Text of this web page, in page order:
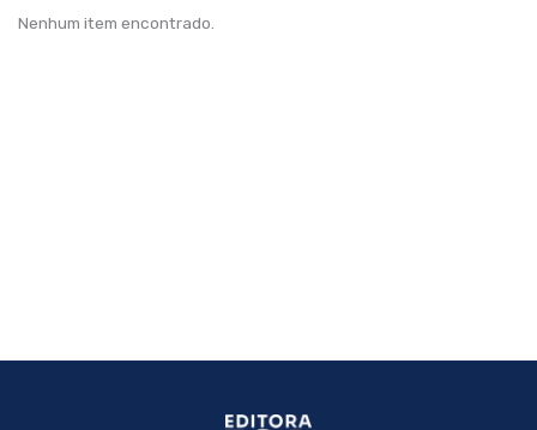
Nenhum item encontrado.